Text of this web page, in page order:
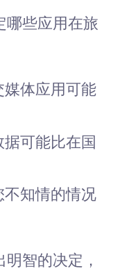
哪些应用在旅
体应用可能
可能比在国
不知情的情况
智的决定，